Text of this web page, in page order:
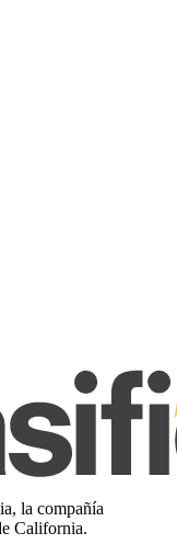
la compañía
California.